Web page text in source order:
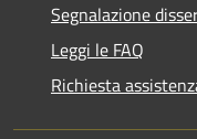
Segnalazione
Leggi le FAQ
Richiesta